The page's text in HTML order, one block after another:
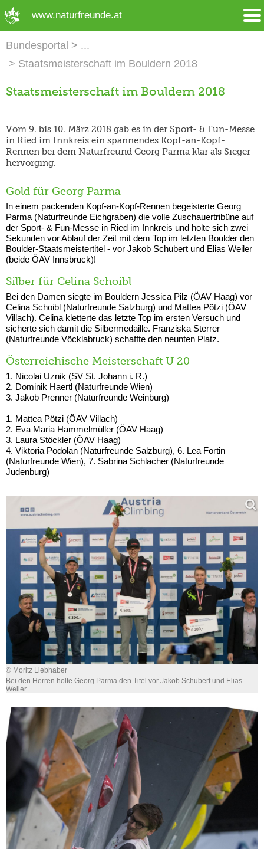
www.naturfreunde.at
Bundesportal
Staatsmeisterschaft im Bouldern 2018
Staatsmeisterschaft im Bouldern 2018
Vom 9. bis 10. März 2018 gab es in der Sport- & Fun-Messe
in Ried im Innkreis ein spannendes Kopf-an-Kopf-
Rennen bei dem Naturfreund Georg Parma klar als Sieger
hervorging.
Gold für Georg Parma
In einem packenden Kopf-an-Kopf-Rennen begeisterte Georg
Parma (Naturfreunde Eichgraben) die volle Zuschauertribüne auf
der Sport- & Fun-Messe in Ried im Innkreis und holte sich zwei
Sekunden vor Ablauf der Zeit mit dem Top im letzten Boulder den
Boulder-Staatsmeistertitel - vor Jakob Schubert und Elias Weiler
(beide ÖAV Innsbruck)!
Silber für Celina Schoibl
Bei den Damen siegte im Bouldern Jessica Pilz (ÖAV Haag) vor
Celina Schoibl (Naturfreunde Salzburg) und Mattea Pötzi (ÖAV
Villach). Celina kletterte das letzte Top im ersten Versuch und
sicherte sich damit die Silbermedaille. Franziska Sterrer
(Naturfreunde Vöcklabruck) schaffte den neunten Platz.
Österreichische Meisterschaft U 20
1. Nicolai Uznik (SV St. Johann i. R.)
2. Dominik Haertl (Naturfreunde Wien)
3. Jakob Prenner (Naturfreunde Weinburg)
1. Mattea Pötzi (ÖAV Villach)
2. Eva Maria Hammelmüller (ÖAV Haag)
3. Laura Stöckler (ÖAV Haag)
4. Viktoria Podolan (Naturfreunde Salzburg), 6. Lea Fortin
(Naturfreunde Wien), 7. Sabrina Schlacher (Naturfreunde
Judenburg)
© Moritz Liebhaber
Bei den Herren holte Georg Parma den Titel vor Jakob Schubert und Elias
Weiler